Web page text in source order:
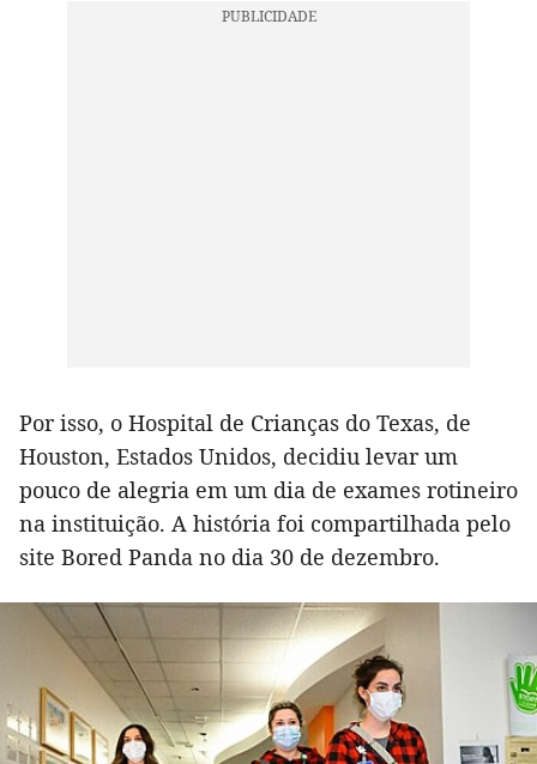
Por isso, o Hospital de Crianças do Texas, de
Houston, Estados Unidos, decidiu levar um
pouco de alegria em um dia de exames rotineiro
na instituição. A história foi compartilhada pelo
site Bored Panda no dia 30 de dezembro.